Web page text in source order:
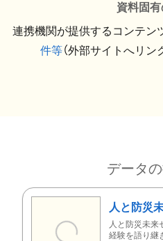
資料固
連携機関が提供するコンテン
件等（外部サイトへリン
データ
人と防災
人と防災未来
経験を語り継